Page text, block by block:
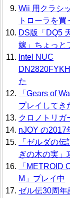
Wii 用クラシ
トローラを買
DS版「DQ5
嫁」ちょっと
Intel NUC
た
「Gears of
プレイしてき
クロノトリガ
nJOY の2017
「ゼルダの伝
ぎの木の実」
「METROID
M」プレイ中
ゼル伝30周年